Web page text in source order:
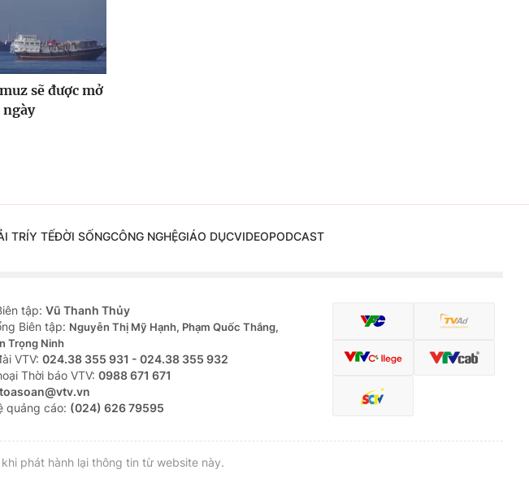
sẽ được mở
TRÍY TẾĐỜI SỐNGCÔNG NGHỆGIÁO DỤCVIDEOPODCAST
tập: Vũ Thanh Thủy
Biên tập: Nguyễn Thị Mỹ Hạnh, Phạm Quốc Thắng,
Trọng Ninh
VTV: 024.38 355 931 - 024.38 355 932
Thời báo VTV: 0988 671 671
toasoan@vtv.vn
quảng cáo: (024) 626 79595
phát hành lại thông tin từ website này.